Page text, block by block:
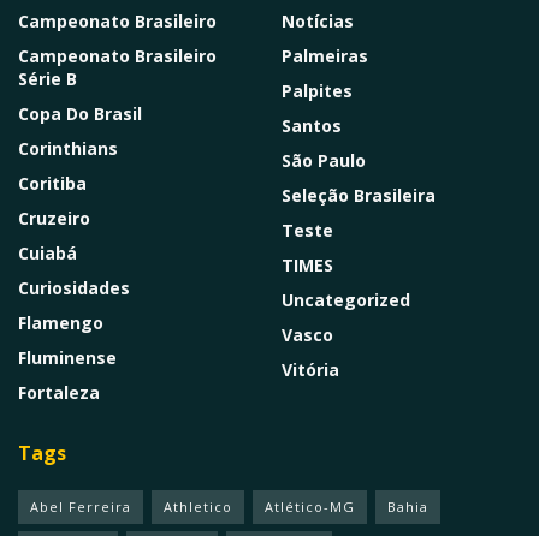
Campeonato Brasileiro
Campeonato Brasileiro
Série B
Copa Do Brasil
Corinthians
Coritiba
Cruzeiro
Cuiabá
Curiosidades
Flamengo
Fluminense
Fortaleza
Notícias
Palmeiras
Palpites
Santos
São Paulo
Seleção Brasileira
Teste
TIMES
Uncategorized
Vasco
Vitória
Tags
Abel Ferreira Athletico Atlético-MG Bahia